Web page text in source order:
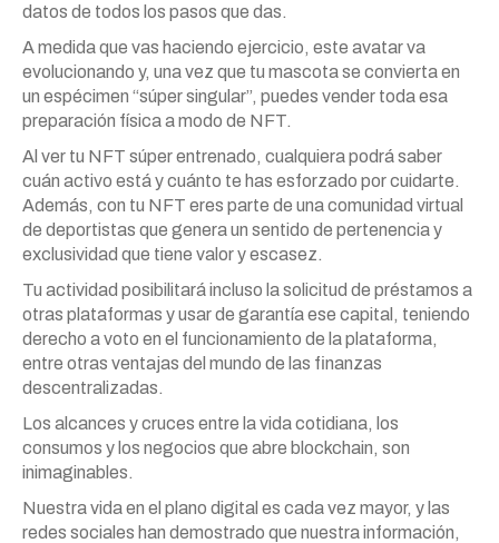
datos de todos los pasos que das.
A medida que vas haciendo ejercicio, este avatar va
evolucionando y, una vez que tu mascota se convierta en
un espécimen “súper singular”, puedes vender toda esa
preparación física a modo de NFT.
Al ver tu NFT súper entrenado, cualquiera podrá saber
cuán activo está y cuánto te has esforzado por cuidarte.
Además, con tu NFT eres parte de una comunidad virtual
de deportistas que genera un sentido de pertenencia y
exclusividad que tiene valor y escasez.
Tu actividad posibilitará incluso la solicitud de préstamos a
otras plataformas y usar de garantía ese capital, teniendo
derecho a voto en el funcionamiento de la plataforma,
entre otras ventajas del mundo de las finanzas
descentralizadas.
Los alcances y cruces entre la vida cotidiana, los
consumos y los negocios que abre blockchain, son
inimaginables.
Nuestra vida en el plano digital es cada vez mayor, y las
redes sociales han demostrado que nuestra información,